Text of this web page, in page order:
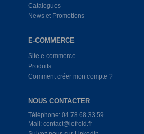
Catalogues
News et Promotions
E-COMMERCE
Site e-commerce
Produits
Comment créer mon compte ?
NOUS CONTACTER
Téléphone: 04 78 68 33 59
Mail: contact@lefroid.fr